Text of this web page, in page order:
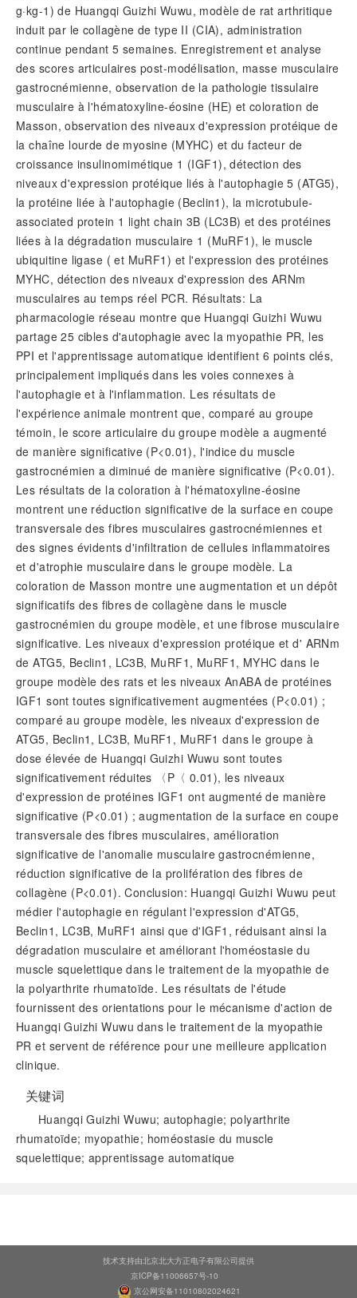
g·kg-1) de Huangqi Guizhi Wuwu, modèle de rat arthritique
induit par le collagène de type II (CIA), administration
continue pendant 5 semaines. Enregistrement et analyse
des scores articulaires post-modélisation, masse musculaire
gastrocnémienne, observation de la pathologie tissulaire
musculaire à l'hématoxyline-éosine (HE) et coloration de
Masson, observation des niveaux d'expression protéique de
la chaîne lourde de myosine (MYHC) et du facteur de
croissance insulinomimétique 1 (IGF1), détection des
niveaux d'expression protéique liés à l'autophagie 5 (ATG5),
la protéine liée à l'autophagie (Beclin1), la microtubule-
associated protein 1 light chain 3B (LC3B) et des protéines
liées à la dégradation musculaire 1 (MuRF1), le muscle
ubiquitine ligase ( et MuRF1) et l'expression des protéines
MYHC, détection des niveaux d'expression des ARNm
musculaires au temps réel PCR. Résultats: La
pharmacologie réseau montre que Huangqi Guizhi Wuwu
partage 25 cibles d'autophagie avec la myopathie PR, les
PPI et l'apprentissage automatique identifient 6 points clés,
principalement impliqués dans les voies connexes à
l'autophagie et à l'inflammation. Les résultats de
l'expérience animale montrent que, comparé au groupe
témoin, le score articulaire du groupe modèle a augmenté
de manière significative (P<0.01), l'indice du muscle
gastrocnémien a diminué de manière significative (P<0.01).
Les résultats de la coloration à l'hématoxyline-éosine
montrent une réduction significative de la surface en coupe
transversale des fibres musculaires gastrocnémiennes et
des signes évidents d'infiltration de cellules inflammatoires
et d'atrophie musculaire dans le groupe modèle. La
coloration de Masson montre une augmentation et un dépôt
significatifs des fibres de collagène dans le muscle
gastrocnémien du groupe modèle, et une fibrose musculaire
significative. Les niveaux d'expression protéique et d' ARNm
de ATG5, Beclin1, LC3B, MuRF1, MuRF1, MYHC dans le
groupe modèle des rats et les niveaux AnABA de protéines
IGF1 sont toutes significativement augmentées (P<0.01) ;
comparé au groupe modèle, les niveaux d'expression de
ATG5, Beclin1, LC3B, MuRF1, MuRF1 dans le groupe à
dose élevée de Huangqi Guizhi Wuwu sont toutes
significativement réduites 〈P〈 0.01), les niveaux
d'expression de protéines IGF1 ont augmenté de manière
significative (P<0.01) ; augmentation de la surface en coupe
transversale des fibres musculaires, amélioration
significative de l'anomalie musculaire gastrocnémienne,
réduction significative de la prolifération des fibres de
collagène (P<0.01). Conclusion: Huangqi Guizhi Wuwu peut
médier l'autophagie en régulant l'expression d'ATG5,
Beclin1, LC3B, MuRF1 ainsi que d'IGF1, réduisant ainsi la
dégradation musculaire et améliorant l'homéostasie du
muscle squelettique dans le traitement de la myopathie de
la polyarthrite rhumatoïde. Les résultats de l'étude
fournissent des orientations pour le mécanisme d'action de
Huangqi Guizhi Wuwu dans le traitement de la myopathie
PR et servent de référence pour une meilleure application
clinique.
关键词
Huangqi Guizhi Wuwu; autophagie; polyarthrite
rhumatoïde; myopathie; homéostasie du muscle
squelettique; apprentissage automatique
技术支持由北京北大方正电子有限公司提供
京ICP备11006657号-10
京公网安备11010802024621